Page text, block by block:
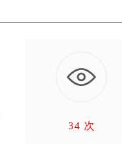
34 次